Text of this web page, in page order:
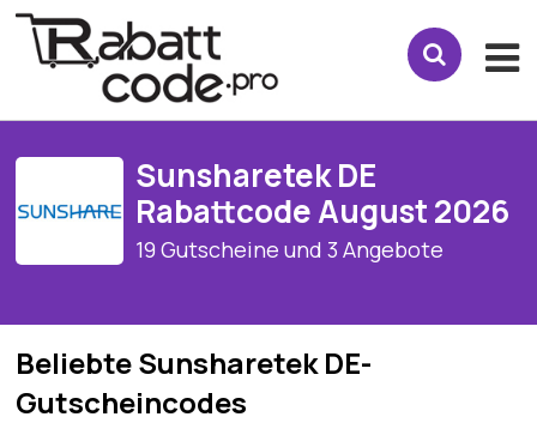
Sunsharetek DE
Rabattcode August 2026
19 Gutscheine und 3 Angebote
Beliebte Sunsharetek DE-
Gutscheincodes